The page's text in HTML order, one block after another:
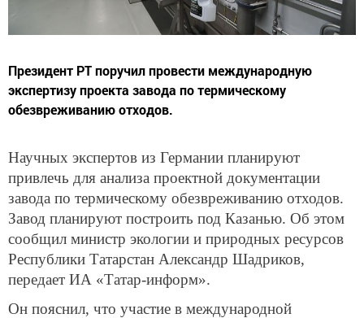
Президент РТ поручил провести международную
экспертизу проекта завода по термическому
обезвреживанию отходов.
Научных экспертов из Германии планируют
привлечь для анализа проектной документации
завода по термическому обезвреживанию отходов.
Завод планируют построить под Казанью. Об этом
сообщил министр экологии и природных ресурсов
Республики Татарстан Александр Шадриков,
передает ИА «Татар-информ».
Он пояснил, что участие в международной